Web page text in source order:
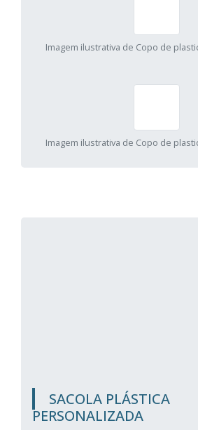
Imagem ilustrativa de Copo de
Imagem ilustrativa de Copo de
SACOLA PLÁSTICA
PERSONALIZADA